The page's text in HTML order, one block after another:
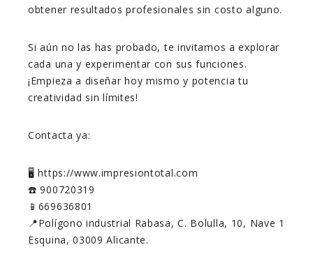
obtener resultados profesionales sin costo alguno.
Si aún no las has probado, te invitamos a explorar
cada una y experimentar con sus funciones.
¡Empieza a diseñar hoy mismo y potencia tu
creatividad sin límites!
Contacta ya:
🖥️ https://www.impresiontotal.com
☎️ 900720319
📱669636801
📍Polígono industrial Rabasa, C. Bolulla, 10, Nave 1
Esquina, 03009 Alicante.